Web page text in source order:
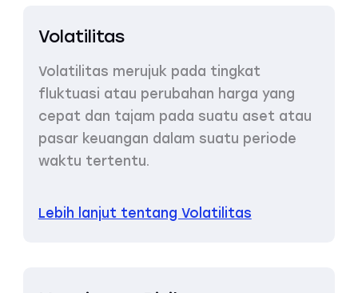
Volatilitas
Volatilitas merujuk pada tingkat
fluktuasi atau perubahan harga yang
cepat dan tajam pada suatu aset atau
pasar keuangan dalam suatu periode
waktu tertentu.
Lebih lanjut tentang Volatilitas